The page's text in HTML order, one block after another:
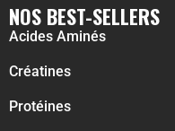
NOS BEST-SELLERS
Acides Aminés
Créatines
Protéines